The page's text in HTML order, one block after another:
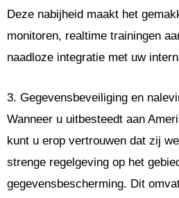
Deze nabijheid maakt het
monitoren, realtime trainingen
naadloze integratie met uw
3. Gegevensbeveiliging en
Wanneer u uitbesteedt aan
kunt u erop vertrouwen dat zij
strenge regelgeving op het
gegevensbescherming. Dit